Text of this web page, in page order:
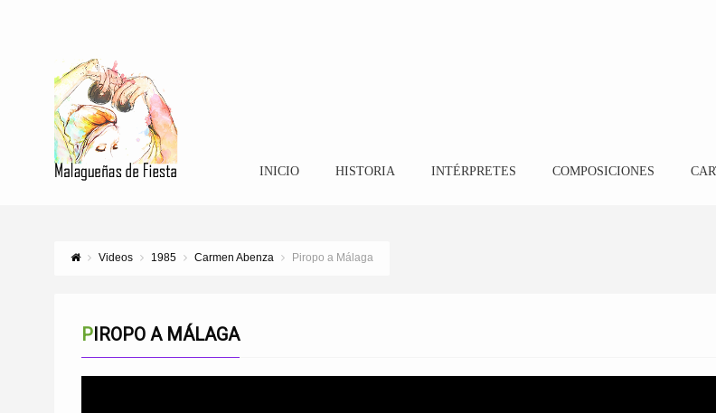
INICIO HISTORIA INTÉRPRETES COMPOSICIONES
Videos 1985 Carmen Abenza Piropo a Málaga
PIROPO A MÁLAGA